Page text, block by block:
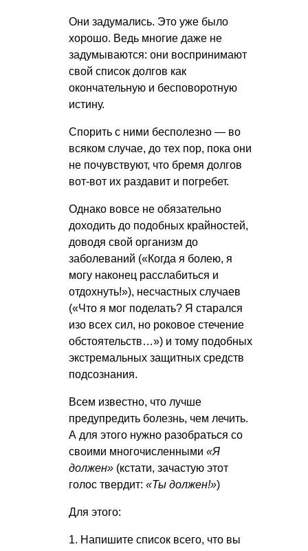
Они задумались. Это уже было
хорошо. Ведь многие даже не
задумываются: они воспринимают
свой список долгов как
окончательную и бесповоротную
истину.
Спорить с ними бесполезно — во
всяком случае, до тех пор, пока они
не почувствуют, что бремя долгов
вот-вот их раздавит и погребет.
Однако вовсе не обязательно
доходить до подобных крайностей,
доводя свой организм до
заболеваний («Когда я болею, я
могу наконец расслабиться и
отдохнуть!»), несчастных случаев
(«Что я мог поделать? Я старался
изо всех сил, но роковое стечение
обстоятельств…») и тому подобных
экстремальных защитных средств
подсознания.
Всем известно, что лучше
предупредить болезнь, чем лечить.
А для этого нужно разобраться со
своими многочисленными «Я
должен» (кстати, зачастую этот
голос твердит: «Ты должен!»)
Для этого:
1. Напишите список всего, что вы